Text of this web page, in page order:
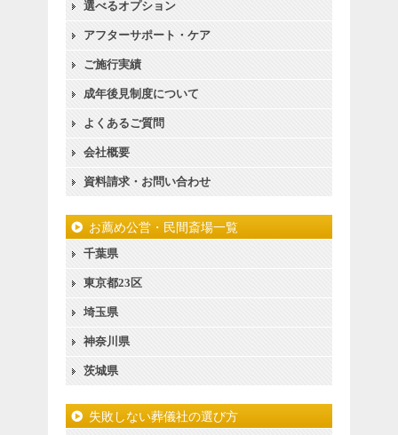
選べるオプション
アフターサポート・ケア
ご施行実績
成年後見制度について
よくあるご質問
会社概要
資料請求・お問い合わせ
お薦め公営・民間斎場一覧
千葉県
東京都23区
埼玉県
神奈川県
茨城県
失敗しない葬儀社の選び方